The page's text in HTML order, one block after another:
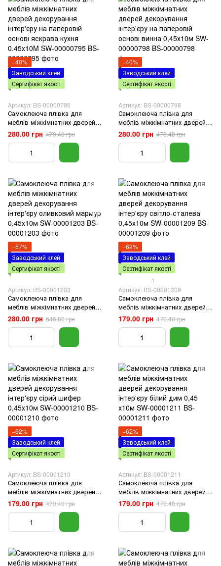
−40%
Заводський клей
Сертифікат якості
Артикул: BS-00000795
Самоклеюча плівка для
меблів міжкімнатних дверей
декорування інтер'єру на
паперовій основі яскрава
кухня 0.45х10M SW-00000795
280.00 грн 470.40 грн
−40%
Заводський клей
Сертифікат якості
Артикул: BS-00000798
Самоклеюча плівка для
меблів міжкімнатних дверей
декорування інтер'єру на
паперовій основі винна
0,45х10м SW-00000798
280.00 грн 470.40 грн
−57%
Заводський клей
Сертифікат якості
Артикул: BS-00001203
Самоклеюча плівка для
меблів міжкімнатних дверей
декорування інтер'єру
оливковий мармур 0,45х10м
SW-00001203
280.00 грн 646.80 грн
−62%
Заводський клей
Сертифікат якості
1
Артикул: BS-00001209
Самоклеюча плівка для
меблів міжкімнатних дверей
декорування інтер'єру світло-
сталева 0,45х10м SW-
00001209
179.00 грн 470.40 грн
−62%
Заводський клей
Сертифікат якості
Артикул: BS-00001210
Самоклеюча плівка для
меблів міжкімнатних дверей
декорування інтер'єру сірий
шифер 0,45х10м SW-00001210
179.00 грн 470.40 грн
−62%
Заводський клей
Сертифікат якості
Артикул: BS-00001211
Самоклеюча плівка для
меблів міжкімнатних дверей
декорування інтер'єру білий
дим 0,45 х10м SW-00001211
179.00 грн 470.40 грн